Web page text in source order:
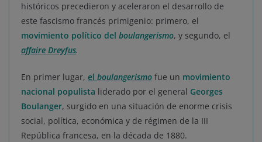
históricos precedieron y aceleraron el desarrollo de
este fascismo francés primigenio: primero, el
movimiento político del boulangerismo, y segundo, el
affaire Dreyfus.
En primer lugar, el boulangerismo fue un movimiento
nacional populista liderado por el general Georges
Boulanger, surgido en una situación de enorme crisis
social, política, económica y de régimen de la III
República francesa, en la década de 1880.